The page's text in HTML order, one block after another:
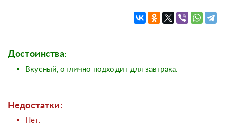
Достоинства:
Вкусный, отлично подходит для завтрака.
Недостатки:
Нет.